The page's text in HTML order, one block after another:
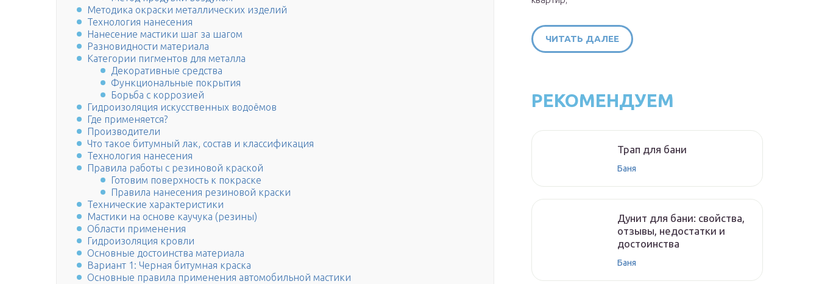
Методика окраски металлических изделий
Технология нанесения
Нанесение мастики шаг за шагом
Разновидности материала
Категории пигментов для металла
Декоративные средства
Функциональные покрытия
Борьба с коррозией
Гидроизоляция искусственных водоёмов
Где применяется?
Производители
Что такое битумный лак, состав и классификация
Технология нанесения
Правила работы с резиновой краской
Готовим поверхность к покраске
Правила нанесения резиновой краски
Технические характеристики
Мастики на основе каучука (резины)
Области применения
Гидроизоляция кровли
Основные достоинства материала
Вариант 1: Черная битумная краска
Основные правила применения автомобильной мастики
ЧИТАТЬ ДАЛЕЕ
РЕКОМЕНДУЕМ
Трап для бани
Баня
Дунит для бани: свойства,
отзывы, недостатки и
достоинства
Баня